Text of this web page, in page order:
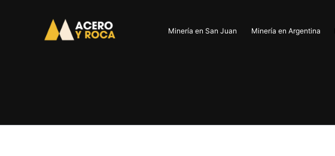
contenido
Minería en San Juan Minería en Argentina